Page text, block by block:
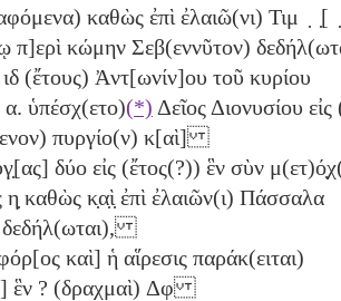
καθὼς ἐπὶ ἐλαιῶ(νι)
π]ερὶ κώμην Σεβ(εννῦτον)
ιδ (ἔτους) Ἀντ[ωνίν]ου τοῦ κυρίου
α. ὑπέσχ(ετο)(*) Δεῖος Διονυσίου εἰς
πυργίο(ν) κ[αὶ]
δύο εἰς (ἔτος(?)) ἓν σὺν
η̣ καθὼς κ̣α̣ὶ̣ ἐπὶ ἐλαιῶν(ι) Πάσσαλα
δεδήλ(ωται),
καὶ] ἡ αἵρεσις παράκ(ειται)
ἓν ? (δραχμαὶ) Δφ